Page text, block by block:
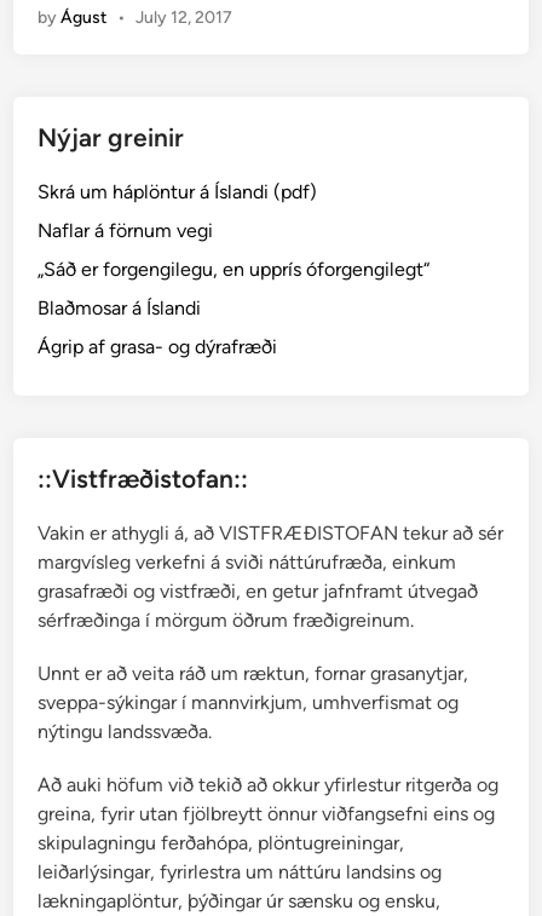
i
a
l
o
a
byÁgust • July 12, 2017
Nýjar greinir
Skrá um háplöntur á Íslandi (pdf)
Naflar á förnum vegi
„Sáð er forgengilegu, en upprís óforgengilegt“
Blaðmosar á Íslandi
Ágrip af grasa- og dýrafræði
::Vistfræðistofan::
Vakin er athygli á, að VISTFRÆÐISTOFAN tekur að sér
margvísleg verkefni á sviði náttúrufræða, einkum
grasafræði og vistfræði, en getur jafnframt útvegað
sérfræðinga í mörgum öðrum fræðigreinum.
Unnt er að veita ráð um ræktun, fornar grasanytjar,
sveppa-sýkingar í mannvirkjum, umhverfismat og
nýtingu landssvæða.
Að auki höfum við tekið að okkur yfirlestur ritgerða og
greina, fyrir utan fjölbreytt önnur viðfangsefni eins og
skipulagningu ferðahópa, plöntugreiningar,
leiðarlýsingar, fyrirlestra um náttúru landsins og
lækningaplöntur, þýðingar úr sænsku og ensku,